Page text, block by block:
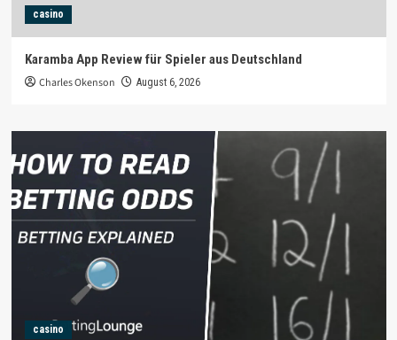
casino
Karamba App Review für Spieler aus Deutschland
Charles Okenson August 6, 2026
casino